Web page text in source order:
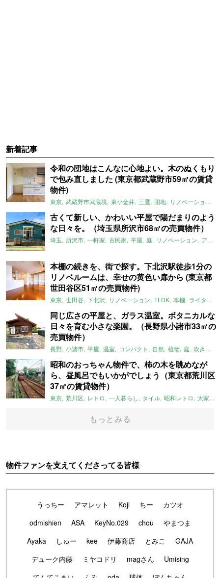
新着記事
令和の団地はこんなに心地よい。木のぬくもり
で包み直しました (東京都武蔵野市59㎡の賃貸
物件)
東京 武蔵野市武蔵境 東小金井 三鷹 団地 リノベーション
古くて新しい、かわいい平屋で陽だまりのよう
な日々を。（埼玉県所沢市68㎡の売買物件）
埼玉 所沢市 一軒家 古民家 平屋 庭 リノベーション アメリカンハウス
本棚の続きを、街で探す。下北沢駅徒歩1分の
リノベルームは、幸せの黄色い扉から (東京都
世田谷区51㎡の売買物件)
東京 世田谷 下北沢 リノベーション 1LDK 本棚 ライター：ほしりょうこ
同じ広さの平屋と、ガラス温室。ボタニカルな
日々を育む小さな楽園。（長野県小諸市33㎡の
売買物件）
長野 小諸市 平屋 温室 コンパクト 自然 植物 庭 吹き抜け
昭和のおっちゃん物件で、柿の木を眺めなが
ら、昼風呂でもいかがでしょう（東京都荒川区
37㎡の賃貸物件）
東京 荒川区 レトロ 一人暮らし タイル 昭和レトロ 大家女子
もっとみる
物件ファンを支えてくださってる皆様
うっちー アマレット Koji ちー
カツオ
odmishien
ASA KeyNo.029 chou
やまつま
Ayaka
しゅー kee 伊藤商店 とみこ
GAJA
デューク内藤
ミヤコドリ magさん
Umising